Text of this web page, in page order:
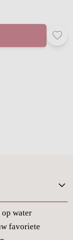
water
favoriete